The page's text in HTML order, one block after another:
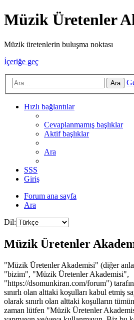
Müzik Üretenler
Müzik üretenlerin buluşma noktası
İçeriğe geç
Ara
Hızlı bağlantılar
Cevaplanmamış başlıklar
Aktif başlıklar
Ara
SSS
Giriş
Forum ana sayfa
Ara
Dil:
Müzik Üretenler
"Müzik Üretenler Akademisi" (diğer
"bizim", "Müzik Üretenler Akademisi",
"https://dsomunkiran.com/forum")
sınırlı olan alttaki koşulları kabul etmiş
olarak sınırlı olan alttaki koşulların
zaman lütfen "Müzik Üretenler